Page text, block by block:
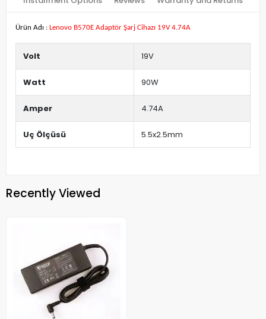
Ürün Adı : Lenovo B570E Adaptör Şarj Cihazı 19V 4.74A
Volt 19V
Watt 90W
Amper 4.74A
Uç Ölçüsü 5.5x2.5mm
Recently Viewed